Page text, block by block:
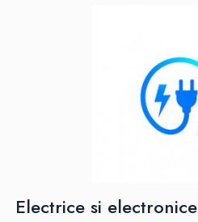
Electrice si electronice